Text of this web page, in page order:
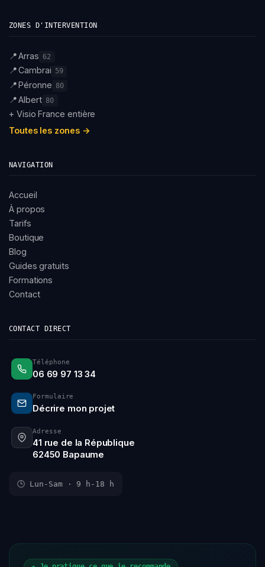
ZONES D'INTERVENTION
📍Arras 62
📍Cambrai 59
📍Péronne 80
📍Albert 80
+ Visio France entière
Toutes les zones →
NAVIGATION
Accueil
À propos
Tarifs
Boutique
Blog
Guides gratuits
Formations
Contact
CONTACT DIRECT
Téléphone
06 69 97 13 34
Formulaire
Décrire mon projet
Adresse
41 rue de la République
62450 Bapaume
🕒 Lun-Sam · 9 h-18 h